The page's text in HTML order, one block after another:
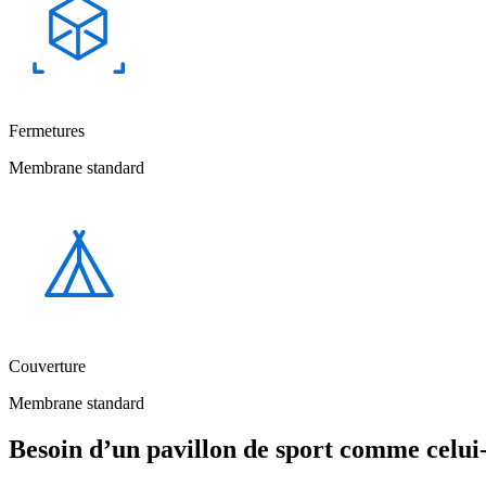
Fermetures
Membrane standard
Couverture
Membrane standard
Besoin d’un pavillon de sport comme